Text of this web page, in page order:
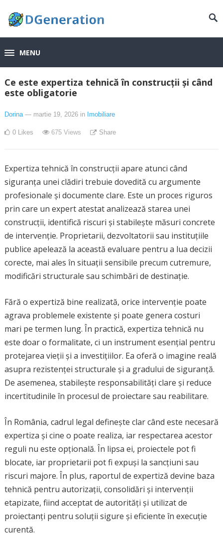
MENU
Ce este expertiza tehnică în construcții și când
este obligatorie
Dorina — martie 19, 2026 in Imobiliare
0 Likes 675Views Share
Expertiza tehnică în construcții apare atunci când
siguranța unei clădiri trebuie dovedită cu argumente
profesionale și documente clare. Este un proces riguros
prin care un expert atestat analizează starea unei
construcții, identifică riscuri și stabilește măsuri concrete
de intervenție. Proprietarii, dezvoltatorii sau instituțiile
publice apelează la această evaluare pentru a lua decizii
corecte, mai ales în situații sensibile precum cutremure,
modificări structurale sau schimbări de destinație.
Fără o expertiză bine realizată, orice intervenție poate
agrava problemele existente și poate genera costuri
mari pe termen lung. În practică, expertiza tehnică nu
este doar o formalitate, ci un instrument esențial pentru
protejarea vieții și a investițiilor. Ea oferă o imagine reală
asupra rezistenței structurale și a gradului de siguranță.
De asemenea, stabilește responsabilități clare și reduce
incertitudinile în procesul de proiectare sau reabilitare.
În România, cadrul legal definește clar când este necesară
expertiza și cine o poate realiza, iar respectarea acestor
reguli nu este opțională. În lipsa ei, proiectele pot fi
blocate, iar proprietarii pot fi expuși la sancțiuni sau
riscuri majore. În plus, raportul de expertiză devine baza
tehnică pentru autorizații, consolidări și intervenții
etapizate, fiind acceptat de autorități și utilizat de
proiectanți pentru soluții sigure și eficiente în execuție
curentă.